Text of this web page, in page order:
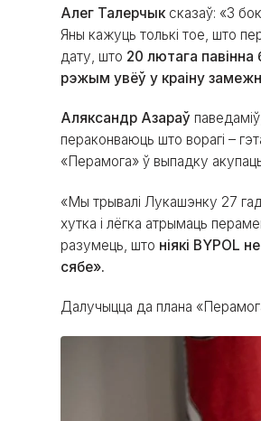
Алег Талерчык сказаў: «З
Яны кажуць толькі тое, што
дату, што 20 лютага
рэжым увёў у краіну
Аляксандр Азараў
пераконваюць што ворагі –
«Перамога» ў выпадку
«Мы трывалі Лукашэнку 27
хутка і лёгка атрымаць
разумець, што ніякі BYPOL
сябе».
Далучыцца да плана